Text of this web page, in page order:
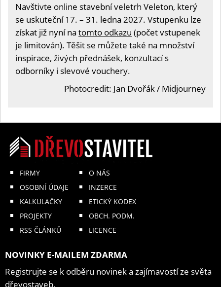
Navštivte online stavební veletrh Veleton, který
se uskuteční 17. – 31. ledna 2027. Vstupenku lze
získat již nyní na tomto odkazu (počet vstupenek
je limitován). Těšit se můžete také na množství
inspirace, živých přednášek, konzultací s
odborníky i slevové vouchery.
Photocredit: Jan Dvořák / Midjourney
FIRMY
OSOBNÍ ÚDAJE
KALKULAČKY
PROJEKTY
RSS ČLÁNKŮ
O NÁS
INZERCE
ETICKÝ KODEX
OBCH. PODM.
LICENCE
NOVINKY E-MAILEM ZDARMA
Registrujte se k odběru novinek a zajímavostí ze světa
dřevostaveb.